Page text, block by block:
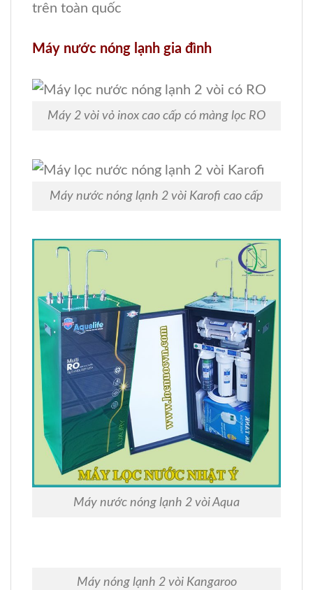
trên toàn quốc
Máy nước nóng lạnh gia đình
Máy 2 vòi vỏ inox cao cấp có màng lọc RO
Máy nước nóng lạnh 2 vòi Karofi cao cấp
Máy nước nóng lạnh 2 vòi Aqua
Máy nóng lạnh 2 vòi Kangaroo